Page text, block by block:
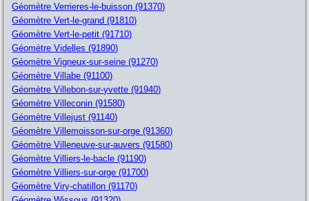
Géomètre Verrieres-le-buisson (91370)
Géomètre Vert-le-grand (91810)
Géomètre Vert-le-petit (91710)
Géomètre Videlles (91890)
Géomètre Vigneux-sur-seine (91270)
Géomètre Villabe (91100)
Géomètre Villebon-sur-yvette (91940)
Géomètre Villeconin (91580)
Géomètre Villejust (91140)
Géomètre Villemoisson-sur-orge (91360)
Géomètre Villeneuve-sur-auvers (91580)
Géomètre Villiers-le-bacle (91190)
Géomètre Villiers-sur-orge (91700)
Géomètre Viry-chatillon (91170)